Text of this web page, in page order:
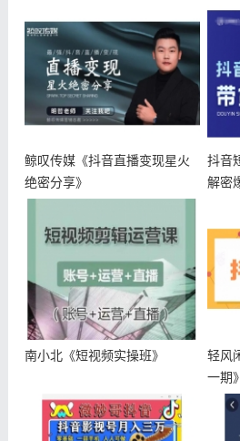
鲸叹传媒《抖音直播变现星火
绝密分享》
抖音
解密
南小北《短视频实操班》
轻风
一期》